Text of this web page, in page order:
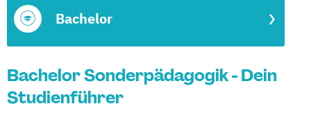
Bachelor
Bachelor Sonderpädagogik - Dein
Studienführer